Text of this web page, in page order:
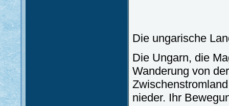
Die ungarische
Die Ungarn, die
Wanderung von
nieder. Ihr